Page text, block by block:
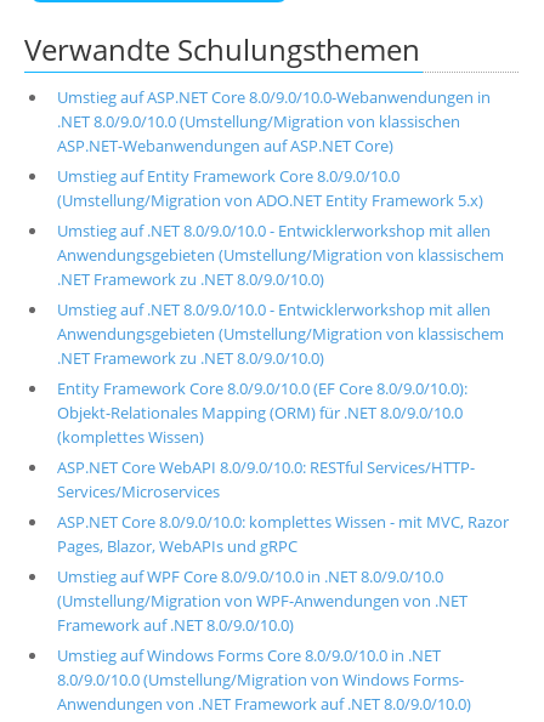
Verwandte Schulungsthemen
Umstieg auf ASP.NET Core 8.0/9.0/10.0-Webanwendungen in
.NET 8.0/9.0/10.0 (Umstellung/Migration von klassischen
ASP.NET-Webanwendungen auf ASP.NET Core)
Umstieg auf Entity Framework Core 8.0/9.0/10.0
(Umstellung/Migration von ADO.NET Entity Framework 5.x)
Umstieg auf .NET 8.0/9.0/10.0 - Entwicklerworkshop mit allen
Anwendungsgebieten (Umstellung/Migration von klassischem
.NET Framework zu .NET 8.0/9.0/10.0)
Umstieg auf .NET 8.0/9.0/10.0 - Entwicklerworkshop mit allen
Anwendungsgebieten (Umstellung/Migration von klassischem
.NET Framework zu .NET 8.0/9.0/10.0)
Entity Framework Core 8.0/9.0/10.0 (EF Core 8.0/9.0/10.0):
Objekt-Relationales Mapping (ORM) für .NET 8.0/9.0/10.0
(komplettes Wissen)
ASP.NET Core WebAPI 8.0/9.0/10.0: RESTful Services/HTTP-
Services/Microservices
ASP.NET Core 8.0/9.0/10.0: komplettes Wissen - mit MVC, Razor
Pages, Blazor, WebAPIs und gRPC
Umstieg auf WPF Core 8.0/9.0/10.0 in .NET 8.0/9.0/10.0
(Umstellung/Migration von WPF-Anwendungen von .NET
Framework auf .NET 8.0/9.0/10.0)
Umstieg auf Windows Forms Core 8.0/9.0/10.0 in .NET
8.0/9.0/10.0 (Umstellung/Migration von Windows Forms-
Anwendungen von .NET Framework auf .NET 8.0/9.0/10.0)